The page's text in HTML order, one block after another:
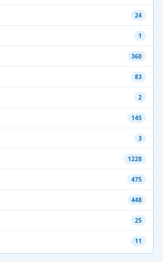
24
1
360
83
2
145
3
1228
475
448
25
11